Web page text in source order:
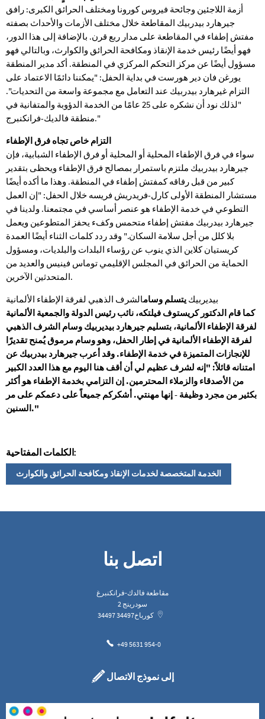
أزمة اللاجئين وجائحة فيروس كورونا ومختلف الحرائق الكبرى: رافق
جيرهارد بيدربيك المقاطعة خلال مختلف الأزمات والأحداث بصفته
مفتش إطفاء في المقاطعة على مدار ربع قرن. بالإضافة إلى هذا الدور،
فهو أيضًا رئيس خدمة الإنقاذ ومكافحة الحرائق والكوارث، وبالتالي فهو
مسؤول أيضًا عن مركز التحكم المركزي في المنطقة. أكد مدير المنطقة
يورغن فان دير هورست في بداية الحفل: "يمكننا دائمًا الاعتماد على
التزام غيرهارد بيدربيك عند التعامل مع مجموعة واسعة من التحديات".
"لذلك نود أن نشكره على 25 عامًا من الخدمة الدؤوبة والمتفانية في
منطقة فالديك-فرانكنبرج."
التزام خاص تجاه فرق الإطفاء
سواء في فرق الإطفاء المحلية أو المحلية أو فرق الإطفاء الشبابية، فإن
جيرهارد بيدربيك ملتزم باستمرار بمصالح فرق الإطفاء ويحظى بتقدير
كبير من قبل رفاقه كمفتش إطفاء في المنطقة. وهذا ما أكده أيضًا
مستشار المنطقة الأولى كارل-فريدريش فريسه خلال الحفل: "إن العمل
التطوعي في خدمة الإطفاء هو عنصر أساسي في مجتمعنا. ولدينا في
جيرهارد بيدربيك مفتش إطفاء متحمس وكفء يحفز المتطوعين ويعمل
بلا كلل من أجل سلامة السكان." وقد ردد كلمات الثناء أيضًا العمدة
كريستيان كلاين الذي ينوب عن رؤساء البلدات والبلديات، ومسؤول
الحماية من الحرائق في المجلس الإقليمي توماس فينيس والعديد من
المتحدثين الآخرين.
بيديربيك يتسلم وسامالشرف الذهبي لفرقة الإطفاء الألمانية
كما قام الدكتور كريستوف فيلتكه، نائب رئيس الدولة والجمعية الألمانية
لفرقة الإطفاء الألمانية، بتسليم جيرهارد بيديربيك وسام الشرف الذهبي
لفرقة الإطفاء الألمانية في إطار الحفل، وهو وسام مرموق يُمنح تقديرًا
للإنجازات المتميزة في خدمة الإطفاء. وقد أعرب جيرهارد بيدربيك عن
امتنانه قائلاً: "إنه لشرف عظيم لي أن أقف هنا اليوم مع هذا العدد الكبير
من الأصدقاء والزملاء المحترمين. إن التزامي بخدمة الإطفاء هو أكثر
بكثير من مجرد وظيفة - إنها مهنتي. أشكركم جميعاً على دعمكم على مر
السنين."
الكلمات المفتاحية:
الخدمة المتخصصة لخدمات الإنقاذ ومكافحة الحرائق والكوارث
اتصل بنا
مقاطعة فالدك-فرانكنبرغ
سودرينج 2
34497
كورباخ34497
+49 5631 954-0
إلى نموذج الاتصال